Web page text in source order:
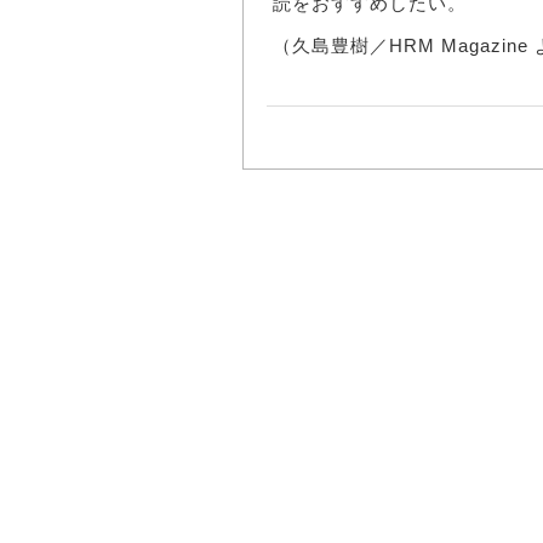
読をおすすめしたい。
（久島豊樹／HRM Magazine